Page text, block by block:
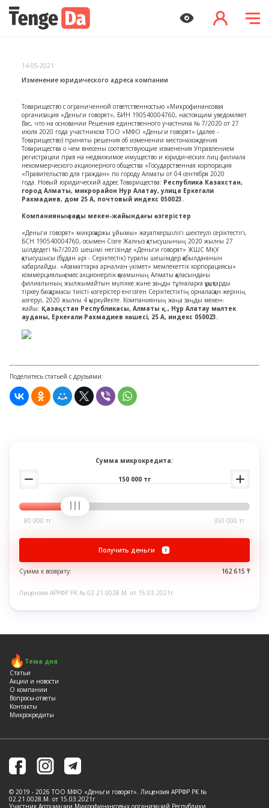
Сумма микрокредита:
150 000 тг
80 000 тг 350 000 тг
Получить деньги
Сумма к возврату: 162 615 ₸
Лицензия АРРФР РК № 02.21.0028.M. от 15.03.2021г
14-05-2021
Изменение юридического адреса компании
Товарищество с ограниченной ответственностью «Микрофинансовая
организация «Деньги говорят», БИН 190540004760, настоящим уведомляет
Вас, что на основании Решения единственного участника № 7/2020 от 27
июля 2020 года участником ТОО «МФО «Деньги говорят» (далее -
Товарищество) приняты решения об изменении местонахождения
Товарищества о чем внесены соответствующие изменения Управлением
регистрации прав на недвижимое имущество и юридических лиц филиала
некоммерческого акционерного общества «Государственная корпорация
«Правительство для граждан» по городу Алматы от 04 сентября 2020
года. Новый юридический адрес Товарищества: Республика Казахстан,
город Алматы, микрорайон Нур Алатау, улица Еркегали
Рахмадиев, дом 25 А, почтовый индекс 050023.
Компанияның заңды мекен-жайындағы өзгерістер
«Деньги говорят» микроқаржы ұйымы» жауапкершілігі шектеулі серіктестігі,
БСН 190540004760, осымен Сізге Жалғыз қатысушының 2020 жылғы 27
шілдедегі №7/2020 шешімі негізінде «Деньги говорят» ЖШС МҚҰ
қатысушысы (бұдан әрі - Серіктестік) туралы шешімдер қабылдағанын
хабарлайды. «Азаматтарға арналған үкімет» мемлекеттік корпорациясы»
коммерциялық емес акционерлік қоғамының Алматы қаласындағы
филиалының жылжымайтын мүлікке және заңды тұлғаларға құқықтарды
тіркеу басқармасы тиісті өзгерістер енгізген Серіктестіктің орналасқан жерінің
өзгеруі, 2020 жылғы 4 қыркүйекте. Компанияның жаңа заңды мекен-
жайы: Қазақстан Республикасы, Алматы қ., Нұр Алатау мөлтек
ауданы, Еркеғали Рахмадиев көшесі, 25 А, индекс 050023.
Поделитесь статьей с друзьями:
Тема дня
Статьи
Акции и новости
О компании
Вопросы-ответы
Контакты
Микрокредиты
© 2019 - 2026 ТОО МФО «Деньги говорят». Лицензия АРРФР РК №
02.21.0028.M. от 15.03.2021г
Участник Ассоциации Микрофинансовых организаций Республики